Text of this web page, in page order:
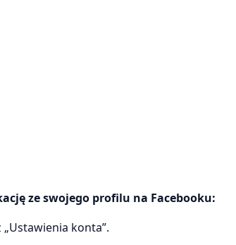
ze swojego profilu na Facebooku:
konta”.